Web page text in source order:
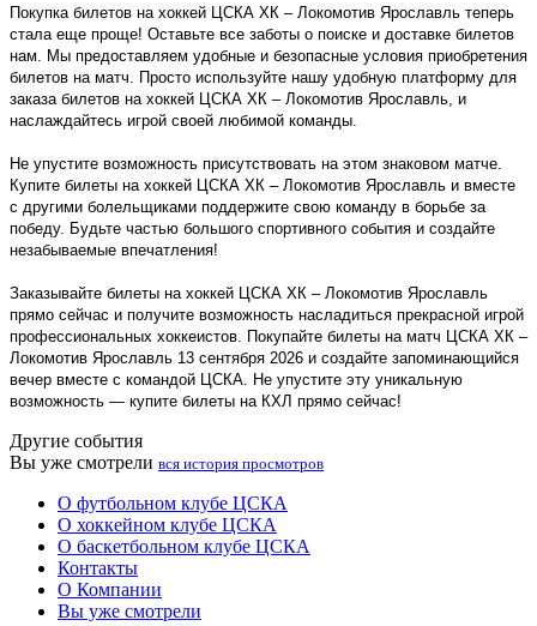
Покупка билетов на хоккей ЦСКА ХК – Локомотив Ярославль теперь
стала еще проще! Оставьте все заботы о поиске и доставке билетов
нам. Мы предоставляем удобные и безопасные условия приобретения
билетов на матч. Просто используйте нашу удобную платформу для
заказа билетов на хоккей ЦСКА ХК – Локомотив Ярославль, и
наслаждайтесь игрой своей любимой команды.
Не упустите возможность присутствовать на этом знаковом матче.
Купите билеты на хоккей ЦСКА ХК – Локомотив Ярославль и вместе
с другими болельщиками поддержите свою команду в борьбе за
победу. Будьте частью большого спортивного события и создайте
незабываемые впечатления!
Заказывайте билеты на хоккей ЦСКА ХК – Локомотив Ярославль
прямо сейчас и получите возможность насладиться прекрасной игрой
профессиональных хоккеистов. Покупайте билеты на матч ЦСКА ХК –
Локомотив Ярославль 13 сентября 2026 и создайте запоминающийся
вечер вместе с командой ЦСКА. Не упустите эту уникальную
возможность — купите билеты на КХЛ прямо сейчас!
Другие события
Вы уже смотрели вся история просмотров
О футбольном клубе ЦСКА
О хоккейном клубе ЦСКА
О баскетбольном клубе ЦСКА
Контакты
О Компании
Вы уже смотрели